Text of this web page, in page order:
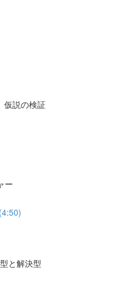
説の検証
ー
と解決型